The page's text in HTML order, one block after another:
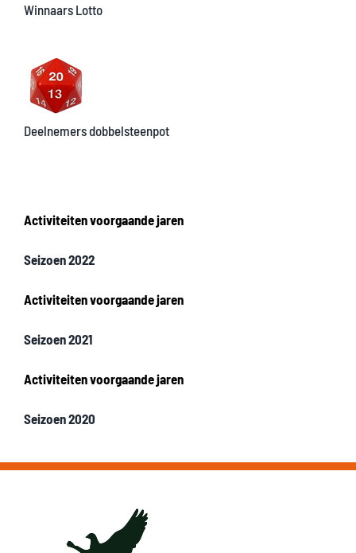
Winnaars Lotto
Deelnemers dobbelsteenpot
Activiteiten voorgaande jaren
Seizoen 2022
Activiteiten voorgaande jaren
Seizoen 2021
Activiteiten voorgaande jaren
Seizoen 2020